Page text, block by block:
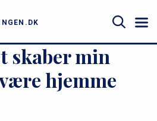
Søg
skaber min
hjemme